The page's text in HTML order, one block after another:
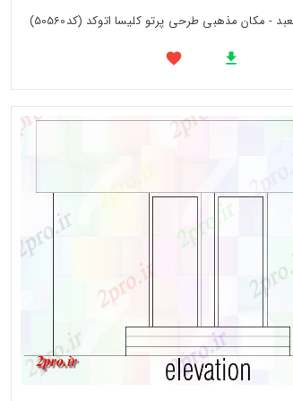
- مکان مذهبی طرحی پرتو کلیسا اتوکد (کد50560)